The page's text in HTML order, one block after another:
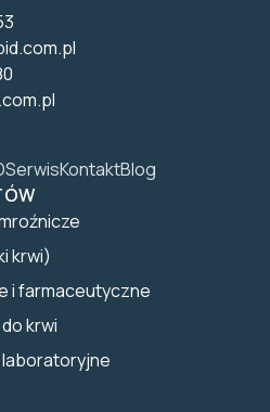
SerwisKontaktBlog
krwi)
i farmaceutyczne
krwi